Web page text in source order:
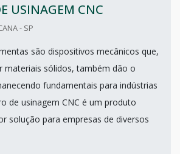
USINAGEM CNC
- SP
são dispositivos mecânicos que,
materiais sólidos, também dão o
fundamentais para indústrias
de usinagem CNC é um produto
solução para empresas de diversos